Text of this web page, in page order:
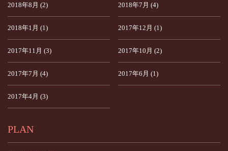
2018年8月 (2) 2018年7月 (4)
2018年1月 (1) 2017年12月 (1)
2017年11月 (3) 2017年10月 (2)
2017年7月 (4) 2017年6月 (1)
2017年4月 (3)
PLAN